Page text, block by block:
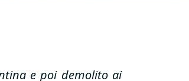
e poi demolito ai